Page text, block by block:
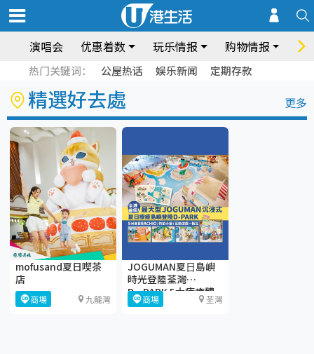
演唱会 优惠着数 玩乐情报 购物情报 饮
热门关键词： 公屋热话 娱乐新闻 定期存款
精選好去處 更多
mofusand夏日喫茶
店
商場 九龍灣
JOGUMAN夏⽇島嶼
時光登陸荃灣
D·PARK 5大療癒體
驗區+期間限定店
商場 荃灣